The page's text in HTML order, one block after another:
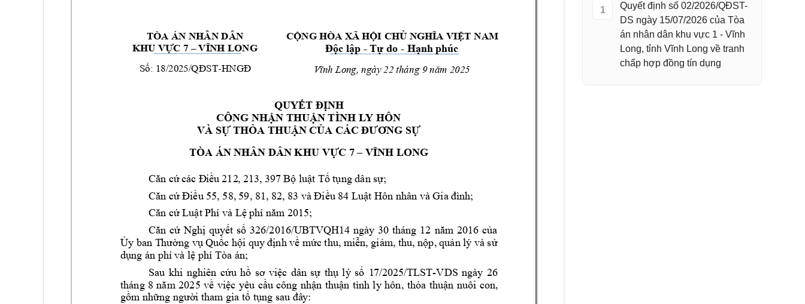
TÒA ÁN NHÂN DÂN
KHU VỰC 7 – VĨNH LONG
Số: 18/2025/QĐST-HNGĐ
CỘNG HÒA XÃ HỘI CHỦ NGHĨA VIỆT NAM
Độc lập - Tự do - Hạnh phúc
Vĩnh Long, ngày 22 tháng 9 năm 2025
QUYẾT ĐỊNH
CÔNG NHẬN THUẬN TÌNH LY HÔN
VÀ SỰ THỎA THUẬN CỦA CÁC ĐƯƠNG SỰ
TÒA ÁN NHÂN DÂN KHU VỰC 7 – VĨNH LONG
Căn cứcác Điều 212, 213, 397 Bộ luật Tố tụng dân sự;
Căn cứ Điều 55, 58, 59, 81, 82, 83 và Điều 84 Luật Hôn nhân và Gia đình;
Căn cứ Luật Phí và Lệ phí năm 2015;
Căn cứ Nghị quyết số 326/2016/UBTVQH14 ngày 30 tháng 12 năm 2016 của
Ủy ban Thường vụ Quốc hội quy định về mức thu, miễn, giảm, thu, nộp, quản lý và sử
dụng án phí và lệ phí Tòa án;
Sau khi nghiên cứu hồ sơ việc dân sự thụ lý số 17/2025/TLST-VDS ngày 26
tháng 8 năm 2025 về việc yêu cầu công nhận thuận tình ly hôn, thỏa thuận nuôi con,
gồm những người tham gia tố tụng sau đây:
1
Quyết định số 02/2026/QĐST-
DS ngày 15/07/2026 của Tòa
án nhân dân khu vực 1 - Vĩnh
Long, tỉnh Vĩnh Long về tranh
chấp hợp đồng tín dụng